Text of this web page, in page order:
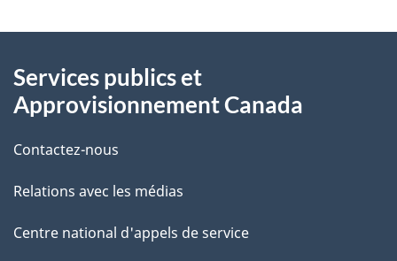
i
s
d
e
propos
de
ce
site
Services publics et
Approvisionnement Canada
Contactez-nous
Relations avec les médias
Centre national d'appels de service